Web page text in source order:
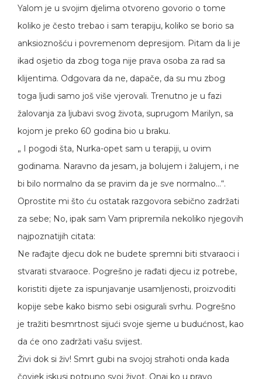
Yalom je u svojim djelima otvoreno govorio o tome
koliko je često trebao i sam terapiju, koliko se borio sa
anksioznošću i povremenom depresijom. Pitam da li je
ikad osjetio da zbog toga nije prava osoba za rad sa
klijentima. Odgovara da ne, dapače, da su mu zbog
toga ljudi samo još više vjerovali. Trenutno je u fazi
žalovanja za ljubavi svog života, suprugom Marilyn, sa
kojom je preko 60 godina bio u braku.
„ I pogodi šta, Nurka-opet sam u terapiji, u ovim
godinama. Naravno da jesam, ja bolujem i žalujem, i ne
bi bilo normalno da se pravim da je sve normalno…“.
Oprostite mi što ću ostatak razgovora sebično zadržati
za sebe; No, ipak sam Vam pripremila nekoliko njegovih
najpoznatijih citata:
Ne rađajte djecu dok ne budete spremni biti stvaraoci i
stvarati stvaraoce. Pogrešno je rađati djecu iz potrebe,
koristiti dijete za ispunjavanje usamljenosti, proizvoditi
kopije sebe kako bismo sebi osigurali svrhu. Pogrešno
je tražiti besmrtnost sijući svoje sjeme u budućnost, kao
da će ono zadržati vašu svijest.
Živi dok si živ! Smrt gubi na svojoj strahoti onda kada
čovjek iskusi potpuno svoj život. Onaj ko u pravo